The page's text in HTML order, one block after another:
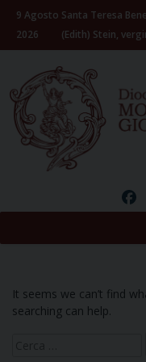
Skip
content
9 Agosto
2026
Santa Teresa
(Edith) Stein,
It seems we can’t find
searching can help.